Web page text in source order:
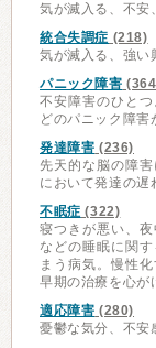
気が滅入る、不安
統合失調症 (218)
気が滅入る、強い
パニック障害
不安障害のひと
どのパニック障害
発達障害 (236)
先天的な脳の障
において発達の遅
不眠症 (322)
寝つきが悪い、
などの睡眠に関
まう病気。慢性
早期の治療を心が
適応障害 (280)
憂鬱な気分、不安